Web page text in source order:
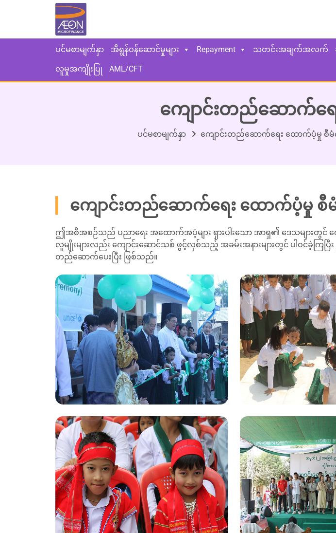
ပင်မစာမျက်နှာ အီရွန်ဝန်ဆောင်မှုများ Repayment သတင်းအချက်အလက်
လူမှုအကျိုးပြု AML/CFT
ကျောင်းတည်ဆောက်ရ
ပင်မစာမျက်နှာ ကျောင်းတည်ဆောက်ရေး ထောက်ပံ့မှု စီမံ
ကျောင်းတည်ဆောက်ရေး ထောက်ပံ့မှု စီ
ဤအစီအစဉ်သည် ပညာရေး အထောက်အပံ့များ ရှားပါးသော အာရှ၏ ဒေသများတွ
လူမျိုးများလည်း ကျောင်းဆောင်သစ် ဖွင့်လှစ်သည့် အခမ်းအနားများတွင် ပါဝင်ခဲ့ကြပြီး
တည်ဆောက်ပေးပြီး ဖြစ်သည်။